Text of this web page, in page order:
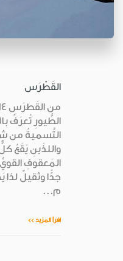
القَطْرَس
الطُّيورِ تُعرَفُ
التَّسميةُ من
واللذَينِ يَقَعُ
المَعقوفِ
جدًّا وثقيلٌ
م...
اقرأ المزيد >>